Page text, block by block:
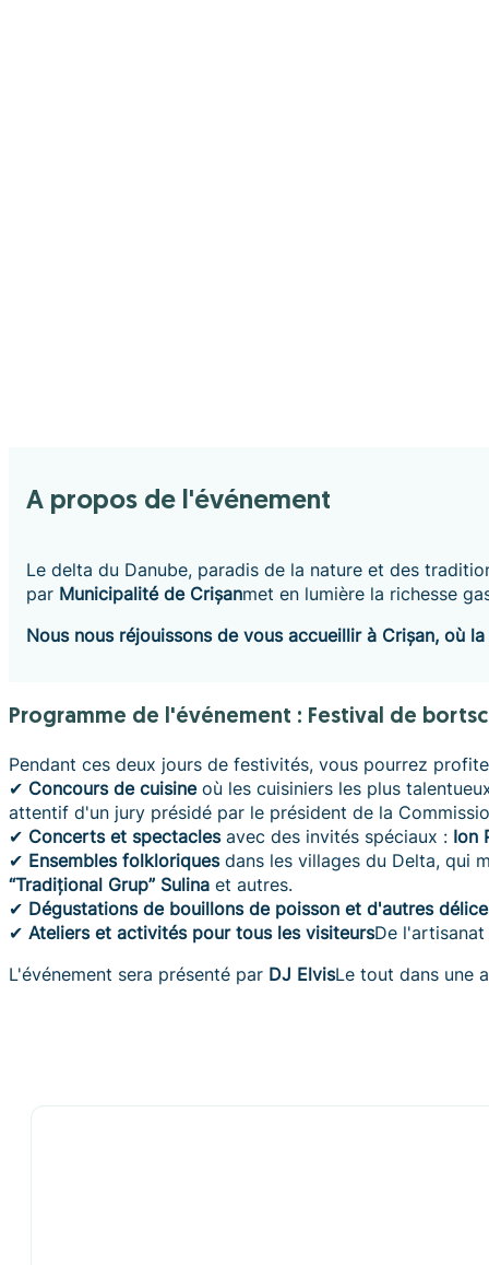
A propos de l'événement
Le delta du Danube, paradis de la nature et des
par Municipalité de Crișanmet en lumière la richesse
Nous nous réjouissons de vous accueillir à Crișan, où
Programme de l'événement : Festival de
Pendant ces deux jours de festivités, vous pourrez
✔ Concours de cuisineoù les cuisiniers les plus
attentif d'un jury présidé par le président de la
✔ Concerts et spectaclesavec des invités spéciaux : Ion
✔ Ensembles folkloriquesdans les villages du Delta, qui
“Tradițional Grup” Sulina et autres.
✔ Dégustations de bouillons de poisson et d'autres
✔ Ateliers et activités pour tous les visiteursDe l'artisanat
L'événement sera présenté par DJ ElvisLe tout dans une